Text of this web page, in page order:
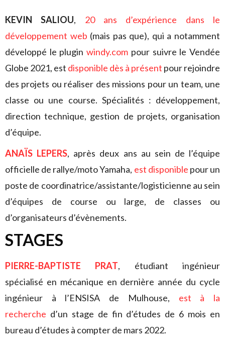
KEVIN SALIOU, 20 ans d’expérience dans le
développement web (mais pas que), qui a notamment
développé le pluginwindy.com pour suivre le Vendée
Globe 2021, est disponible dès à présent pour rejoindre
des projets ou réaliser des missions pour un team, une
classe ou une course. Spécialités : développement,
direction technique, gestion de projets, organisation
d’équipe.
ANAÏS LEPERS, après deux ans au sein de l’équipe
officielle de rallye/moto Yamaha, est disponible pour un
poste de coordinatrice/assistante/logisticienne au sein
d’équipes de course ou large, de classes ou
d’organisateurs d’évènements.
STAGES
PIERRE-BAPTISTE PRAT, étudiant ingénieur
spécialisé en mécanique en dernière année du cycle
ingénieur à l’ENSISA de Mulhouse, est à la
recherche d’un stage de fin d’études de 6 mois en
bureau d’études à compter de mars 2022.